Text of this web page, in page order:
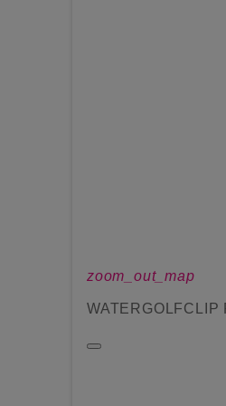
zoom_out_map